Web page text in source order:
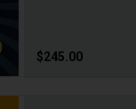
$245.00